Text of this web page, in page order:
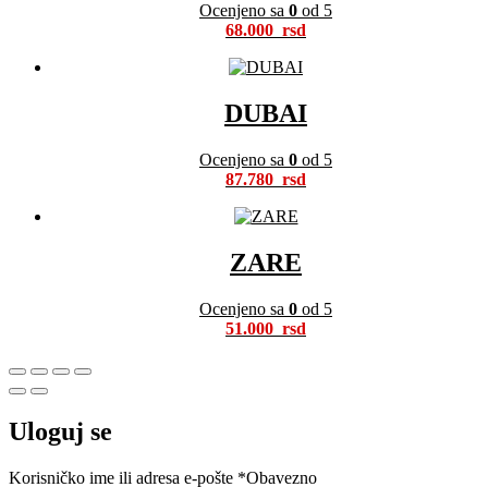
Ocenjeno sa 0 od 5
68.000
DUBAI
Ocenjeno sa 0 od 5
87.780
ZARE
Ocenjeno sa 0 od 5
51.000
Uloguj se
Korisničko ime ili adresa e-pošte *Obavezno